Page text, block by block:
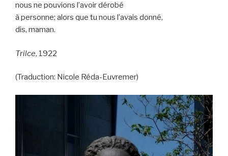
nous ne pouvions l’avoir dérobé
à personne; alors que tu nous l’avais donné,
dis, maman.
Trilce, 1922
(Traduction: Nicole Réda-Euvremer)